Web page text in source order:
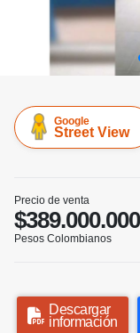
Google
Street View
Precio de venta
$389.000.000
Pesos Colombianos
Descargar
información